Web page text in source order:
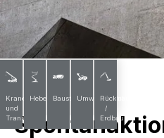
Krane
und
Transporte
Hebebühnen
BaustoffeUmwelttechnik
Rückbau
/
Erdbau